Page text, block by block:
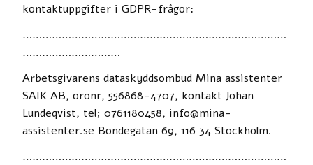
kontaktuppgifter i GDPR-frågor:
………………………………………………………………………
…………………………
Arbetsgivarens dataskyddsombud Mina assistenter
SAIK AB, oronr, 556868-4707, kontakt Johan
Lundeqvist, tel; 0761180458, info@mina-
assistenter.se Bondegatan 69, 116 34 Stockholm.
………………………………………………………………………